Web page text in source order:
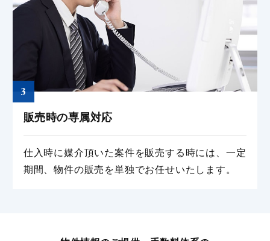
3
販売時の専属対応
仕⼊時に媒介頂いた案件を販売する時には、⼀定
期間、物件の販売を単独でお任せいたします。